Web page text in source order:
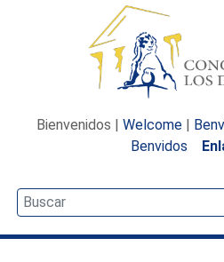
Bienvenidos | Welcome |
Benvidos